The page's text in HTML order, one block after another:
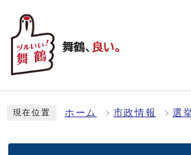
現在位置 ホーム 市政情報 選